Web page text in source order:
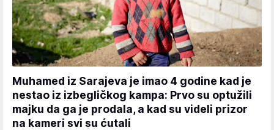
Muhamed iz Sarajeva je imao 4 godine kad je
nestao iz izbegličkog kampa: Prvo su optužili
majku da ga je prodala, a kad su videli prizor
na kameri svi su ćutali